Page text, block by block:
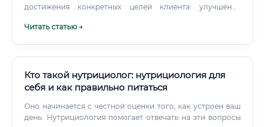
достижения конкретных целей клиента: улучшения
хронических заболеваний, коррекции веса или
медицинским образованием, который имеет право
ставить диагнозы и назначать лечебное питание при
Читать статью →
Кто такой нутрициолог: нутрициология для
себя и как правильно питаться
Оно начинается с честной оценки того, как устроен ваш
день. Нутрициология помогает отвечать на эти вопросы